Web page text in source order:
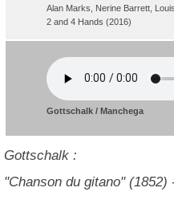
Alan Marks, Nerine Barrett,
2 and 4 Hands (2016)
Gottschalk / Manchega
Gottschalk :
"Chanson du gitano"